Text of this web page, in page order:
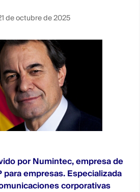
de octubre de 2025
por Numintec, empresa de
para empresas. Especializada
corporativas